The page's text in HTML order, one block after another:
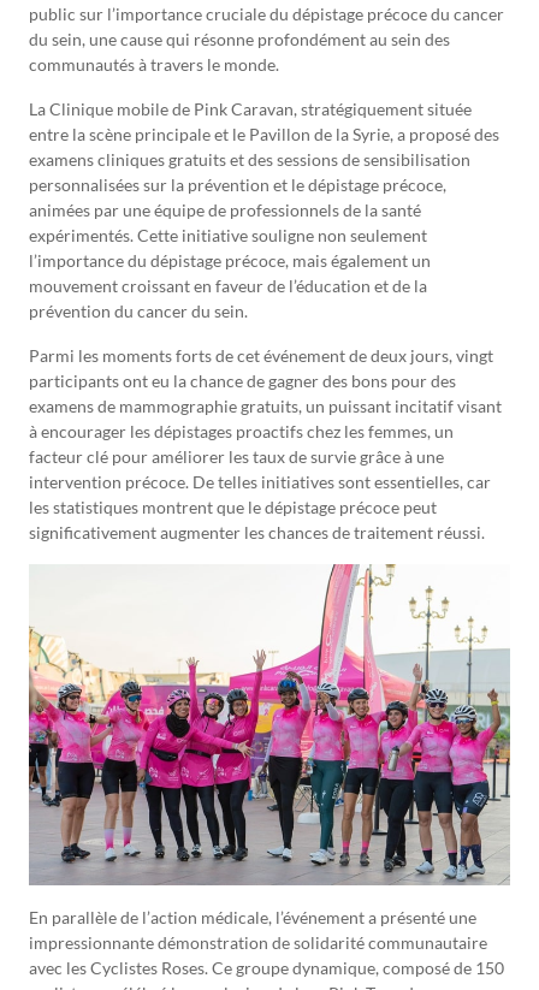
public sur l’importance cruciale du dépistage précoce du cancer
du sein, une cause qui résonne profondément au sein des
communautés à travers le monde.
La Clinique mobile de Pink Caravan, stratégiquement située
entre la scène principale et le Pavillon de la Syrie, a proposé des
examens cliniques gratuits et des sessions de sensibilisation
personnalisées sur la prévention et le dépistage précoce,
animées par une équipe de professionnels de la santé
expérimentés. Cette initiative souligne non seulement
l’importance du dépistage précoce, mais également un
mouvement croissant en faveur de l’éducation et de la
prévention du cancer du sein.
Parmi les moments forts de cet événement de deux jours, vingt
participants ont eu la chance de gagner des bons pour des
examens de mammographie gratuits, un puissant incitatif visant
à encourager les dépistages proactifs chez les femmes, un
facteur clé pour améliorer les taux de survie grâce à une
intervention précoce. De telles initiatives sont essentielles, car
les statistiques montrent que le dépistage précoce peut
significativement augmenter les chances de traitement réussi.
En parallèle de l’action médicale, l’événement a présenté une
impressionnante démonstration de solidarité communautaire
avec les Cyclistes Roses. Ce groupe dynamique, composé de 150